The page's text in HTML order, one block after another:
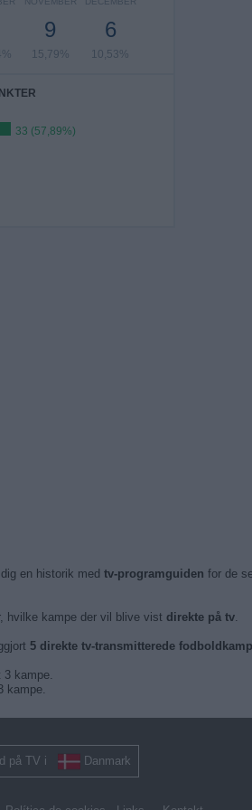
9
15,79%
6
10,53%
33 (57,89%)
en historik med tv-programguiden for de
hvilke kampe der vil blive vist direkte på tv.
5 direkte tv-transmitterede
3 kampe.
kampe.
på TV i Danmark